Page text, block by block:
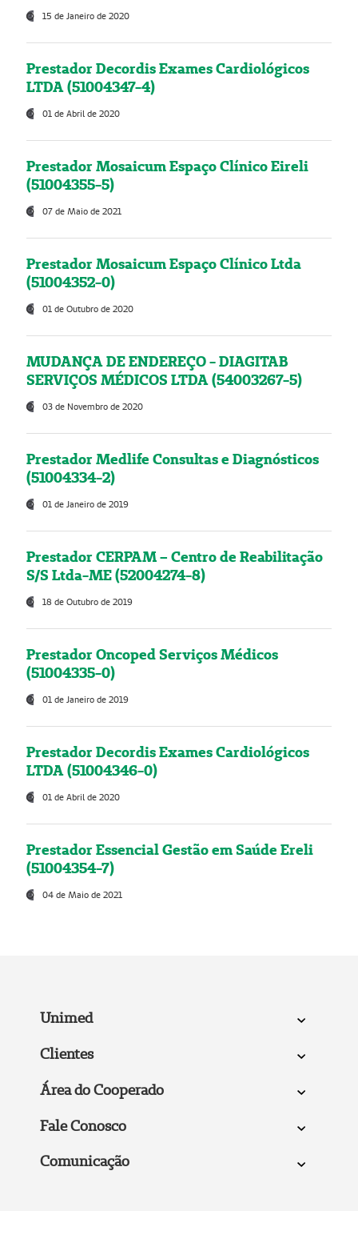
15 de Janeiro de 2020
Prestador Decordis Exames Cardiológicos
LTDA (51004347-4)
01 de Abril de 2020
Prestador Mosaicum Espaço Clínico Eireli
(51004355-5)
07 de Maio de 2021
Prestador Mosaicum Espaço Clínico Ltda
(51004352-0)
01 de Outubro de 2020
MUDANÇA DE ENDEREÇO - DIAGITAB
SERVIÇOS MÉDICOS LTDA (54003267-5)
03 de Novembro de 2020
Prestador Medlife Consultas e Diagnósticos
(51004334-2)
01 de Janeiro de 2019
Prestador CERPAM – Centro de Reabilitação
S/S Ltda-ME (52004274-8)
18 de Outubro de 2019
Prestador Oncoped Serviços Médicos
(51004335-0)
01 de Janeiro de 2019
Prestador Decordis Exames Cardiológicos
LTDA (51004346-0)
01 de Abril de 2020
Prestador Essencial Gestão em Saúde Ereli
(51004354-7)
04 de Maio de 2021
Unimed
Clientes
Área do Cooperado
Fale Conosco
Comunicação